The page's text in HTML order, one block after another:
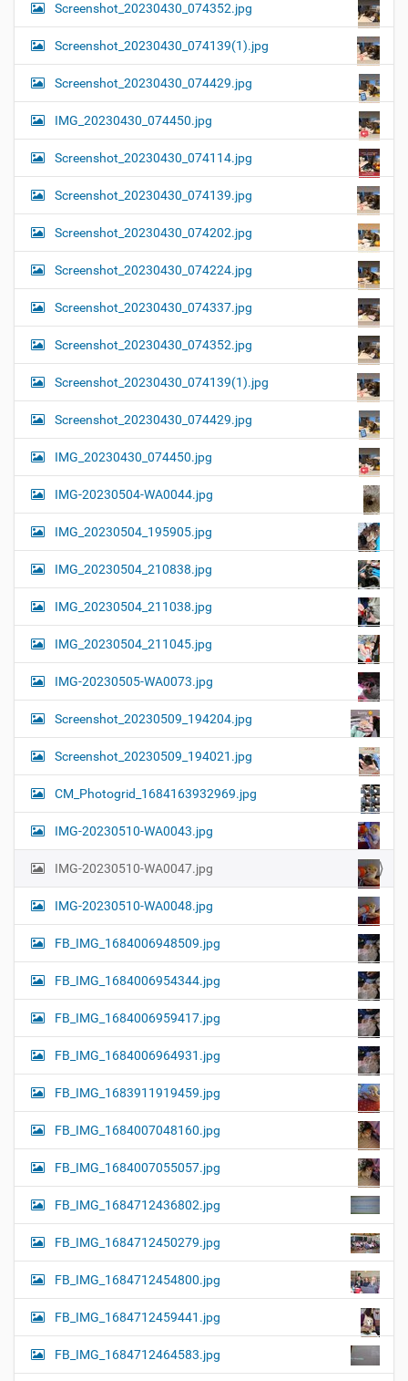
Screenshot_20230430_074352.jpg
Screenshot_20230430_074139(1).jpg
Screenshot_20230430_074429.jpg
IMG_20230430_074450.jpg
Screenshot_20230430_074114.jpg
Screenshot_20230430_074139.jpg
Screenshot_20230430_074202.jpg
Screenshot_20230430_074224.jpg
Screenshot_20230430_074337.jpg
Screenshot_20230430_074352.jpg
Screenshot_20230430_074139(1).jpg
Screenshot_20230430_074429.jpg
IMG_20230430_074450.jpg
IMG-20230504-WA0044.jpg
IMG_20230504_195905.jpg
IMG_20230504_210838.jpg
IMG_20230504_211038.jpg
IMG_20230504_211045.jpg
IMG-20230505-WA0073.jpg
Screenshot_20230509_194204.jpg
Screenshot_20230509_194021.jpg
CM_Photogrid_1684163932969.jpg
IMG-20230510-WA0043.jpg
IMG-20230510-WA0047.jpg
IMG-20230510-WA0048.jpg
FB_IMG_1684006948509.jpg
FB_IMG_1684006954344.jpg
FB_IMG_1684006959417.jpg
FB_IMG_1684006964931.jpg
FB_IMG_1683911919459.jpg
FB_IMG_1684007048160.jpg
FB_IMG_1684007055057.jpg
FB_IMG_1684712436802.jpg
FB_IMG_1684712450279.jpg
FB_IMG_1684712454800.jpg
FB_IMG_1684712459441.jpg
FB_IMG_1684712464583.jpg